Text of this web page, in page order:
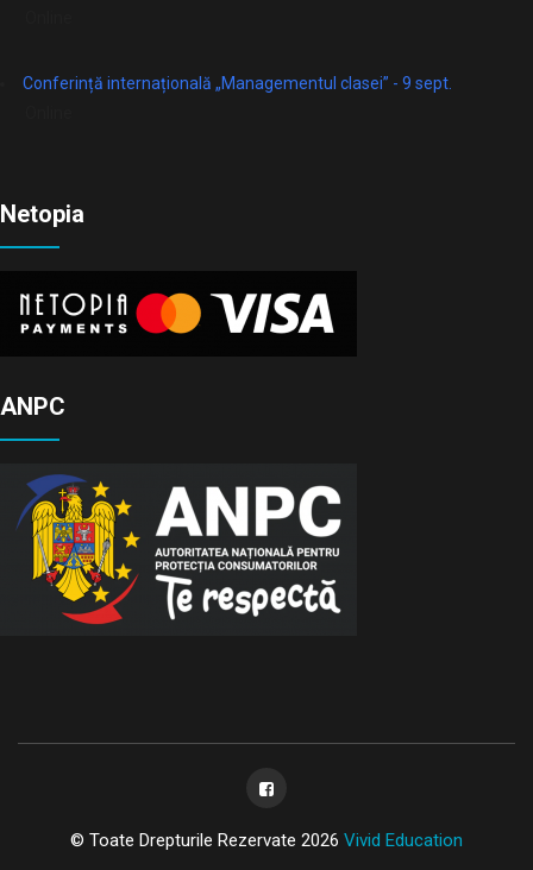
Conferință internațională „Managementul clasei” - 9 sept.
Netopia
ANPC
© Toate Drepturile Rezervate 2026 Vivid Education